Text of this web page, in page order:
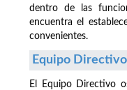
dentro de las
encuentra el
convenientes.
Equipo Directivo
El Equipo Directivo